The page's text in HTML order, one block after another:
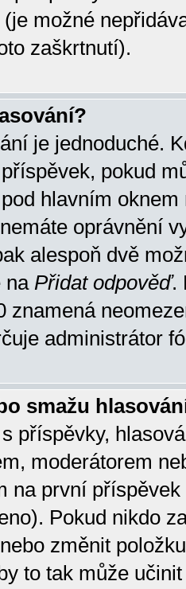
možné
zaškrtnutí).
je jednoduché.
pokud
hlavním oknem
oprávnění
alespoň dvě
na Přidat odpověď.
znamená
administrátor
smažu
příspěvky,
moderátorem
na první
Pokud nikdo
změnit
to tak může